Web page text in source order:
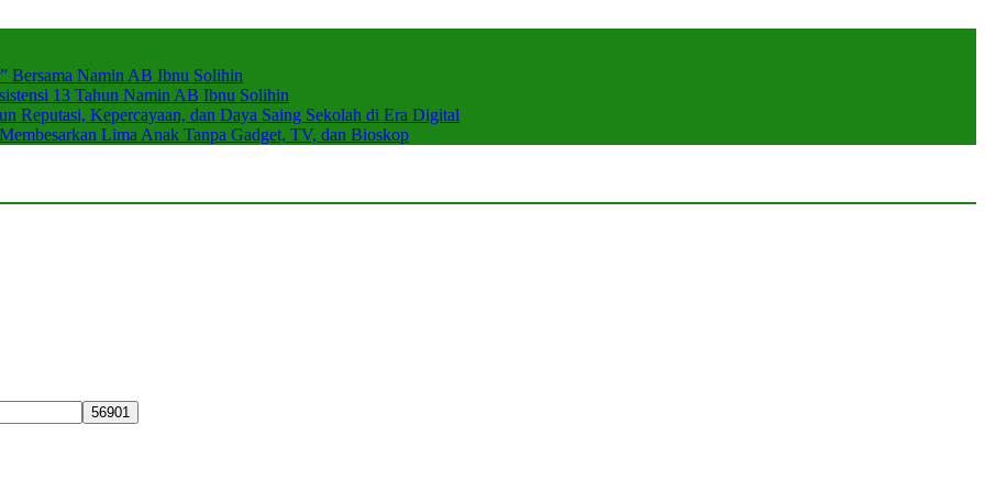
Bersama Namin AB Ibnu Solihin
13 Tahun Namin AB Ibnu Solihin
Reputasi, Kepercayaan, dan Daya Saing Sekolah di Era Digital
Lima Anak Tanpa Gadget, TV, dan Bioskop